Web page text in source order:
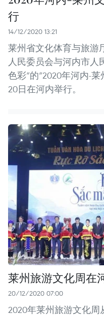
行
14/12/2020 13:21
莱州省文化体育与旅游
人民委员会与河内市人
色彩”的“2020年河内-莱
20日在河内举行。
莱州旅游文化周在
20/12/2020 07:00
2020年莱州旅游文化周